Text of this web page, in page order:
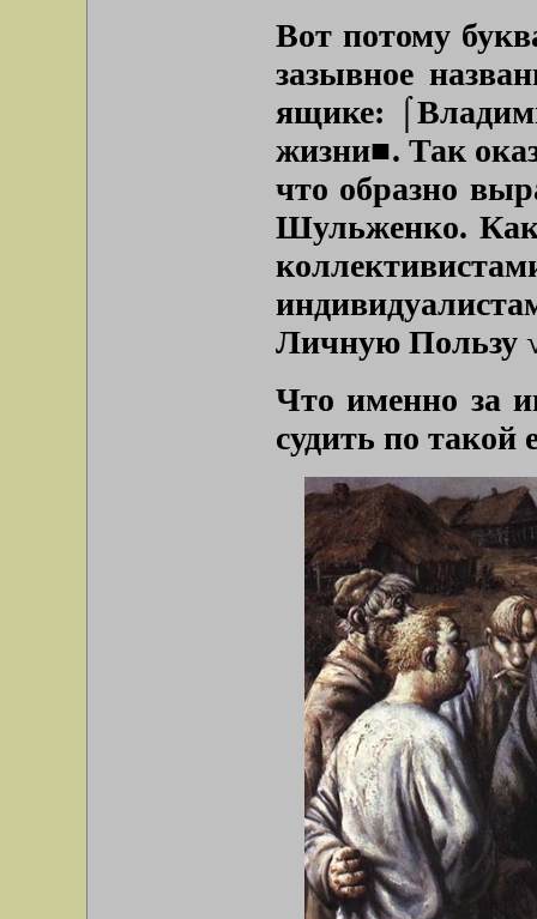
Вот потому
зазывное
ящике:
жизни■. Так
что образно
Шульженко. Как
Личную Пользу
Что именно за
судить по такой